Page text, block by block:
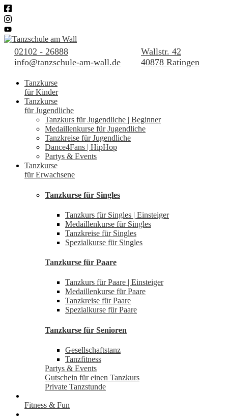
02102 - 26888
info@tanzschule-am-wall.de
Wallstr. 42
40878 Ratingen
Tanzkurse
für Kinder
Tanzkurse
für Jugendliche
Tanzkurs für Jugendliche | Beginner
Medaillenkurse für Jugendliche
Tanzkreise für Jugendliche
Dance4Fans | HipHop
Partys & Events
Tanzkurse
für Erwachsene
Tanzkurse für Singles
Tanzkurs für Singles | Einsteiger
Medaillenkurse für Singles
Tanzkreise für Singles
Spezialkurse für Singles
Tanzkurse für Paare
Tanzkurs für Paare | Einsteiger
Medaillenkurse für Paare
Tanzkreise für Paare
Spezialkurse für Paare
Tanzkurse für Senioren
Gesellschaftstanz
Tanzfitness
Partys & Events
Gutschein für einen Tanzkurs
Private Tanzstunde
Fitness & Fun